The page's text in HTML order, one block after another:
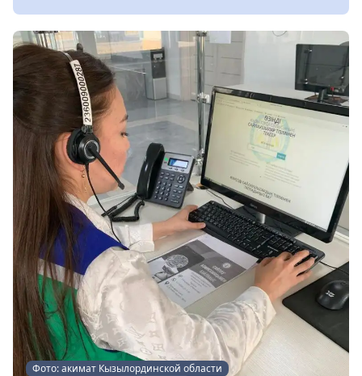
Фото: акимат Кызылординской области